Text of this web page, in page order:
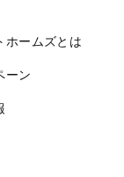
ホームズとは
ーン